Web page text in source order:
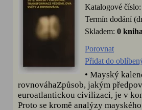
Katalogové
Termín dodání
Skladem: 0
Porovnat
Přidat do
• Mayský
rovnováhaZpůsob, jakým
euroatlantickou civilizaci, je v
Proto se kromě analýzy